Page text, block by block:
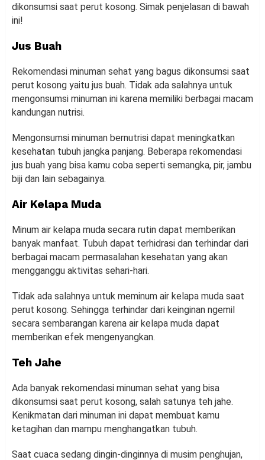
dikonsumsi saat perut kosong. Simak penjelasan di bawah
ini!
Jus Buah
Rekomendasi minuman sehat yang bagus dikonsumsi saat
perut kosong yaitu jus buah. Tidak ada salahnya untuk
mengonsumsi minuman ini karena memiliki berbagai macam
kandungan nutrisi.
Mengonsumsi minuman bernutrisi dapat meningkatkan
kesehatan tubuh jangka panjang. Beberapa rekomendasi
jus buah yang bisa kamu coba seperti semangka, pir, jambu
biji dan lain sebagainya.
Air Kelapa Muda
Minum air kelapa muda secara rutin dapat memberikan
banyak manfaat. Tubuh dapat terhidrasi dan terhindar dari
berbagai macam permasalahan kesehatan yang akan
mengganggu aktivitas sehari-hari.
Tidak ada salahnya untuk meminum air kelapa muda saat
perut kosong. Sehingga terhindar dari keinginan ngemil
secara sembarangan karena air kelapa muda dapat
memberikan efek mengenyangkan.
Teh Jahe
Ada banyak rekomendasi minuman sehat yang bisa
dikonsumsi saat perut kosong, salah satunya teh jahe.
Kenikmatan dari minuman ini dapat membuat kamu
ketagihan dan mampu menghangatkan tubuh.
Saat cuaca sedang dingin-dinginnya di musim penghujan,